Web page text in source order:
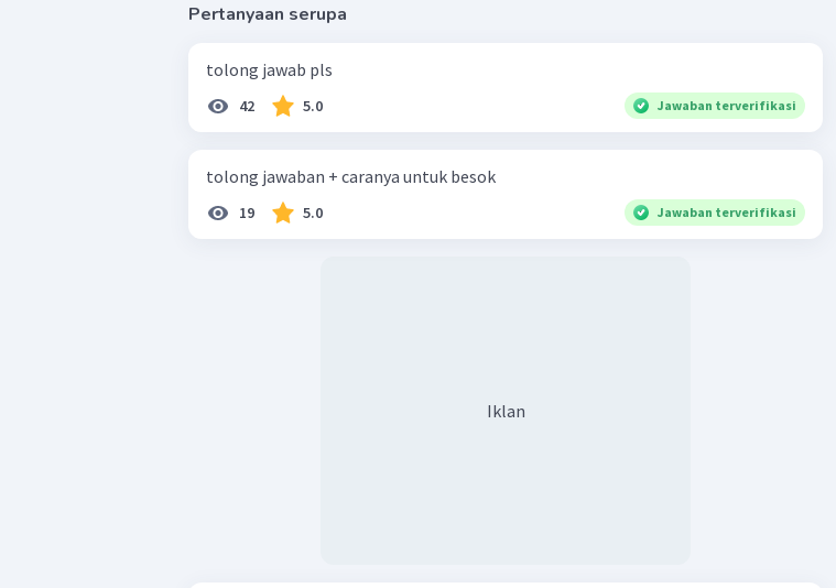
Pertanyaan serupa
tolong jawab pls
42 5.0 Jawaban terverifikasi
tolong jawaban + caranya untuk besok
19 5.0 Jawaban terverifikasi
Iklan